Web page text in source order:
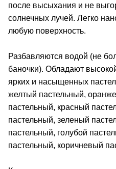
после высыхания и не
солнечных лучей. Легко
любую поверхность.
Разбавляются водой (не
баночки). Обладают
ярких и насыщенных
желтый пастельный,
пастельный, красный
пастельный, зеленый
пастельный, голубой
пастельный, коричневый